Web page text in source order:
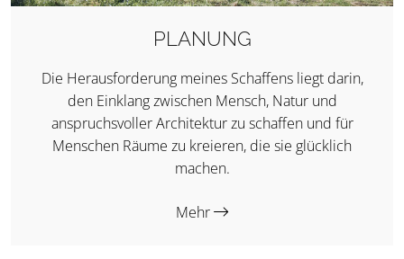
PLANUNG
Die Herausforderung meines Schaffens liegt darin,
den Einklang zwischen Mensch, Natur und
anspruchsvoller Architektur zu schaffen und für
Menschen Räume zu kreieren, die sie glücklich
machen.
Mehr